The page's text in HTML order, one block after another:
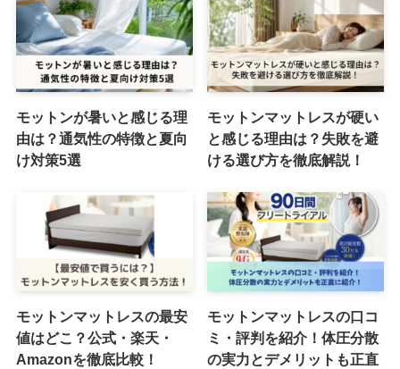
モットンが暑いと感じる理
由は？通気性の特徴と夏向
け対策5選
モットンマットレスが硬い
と感じる理由は？失敗を避
ける選び方を徹底解説！
モットンマットレスの最安
値はどこ？公式・楽天・
Amazonを徹底比較！
モットンマットレスの口コ
ミ・評判を紹介！体圧分散
の実力とデメリットも正直